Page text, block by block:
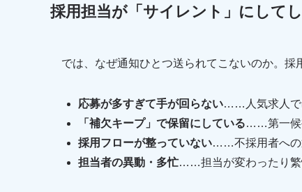
採用担当が「サイレント」にして
では、なぜ通知ひとつ送られてこないのか。採
応募が多すぎて手が回らない……人気求人で
「補欠キープ」で保留にしている……第一候
採用フローが整っていない……不採用者への
担当者の異動・多忙……担当が変わったり繁